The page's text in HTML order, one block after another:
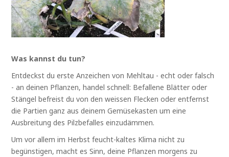
Was kannst du tun?
Entdeckst du erste Anzeichen von Mehltau - echt oder falsch
- an deinen Pflanzen, handel schnell: Befallene Blätter oder
Stängel befreist du von den weissen Flecken oder entfernst
die Partien ganz aus deinem Gemüsekasten um eine
Ausbreitung des Pilzbefalles einzudämmen.
Um vor allem im Herbst feucht-kaltes Klima nicht zu
begünstigen, macht es Sinn, deine Pflanzen morgens zu